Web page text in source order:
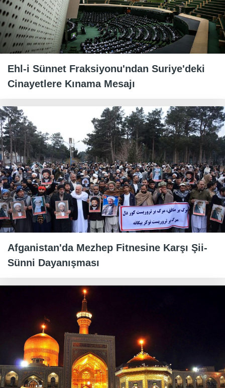
Ehl-i Sünnet Fraksiyonu'ndan Suriye'deki
Cinayetlere Kınama Mesajı
Afganistan'da Mezhep Fitnesine Karşı Şii-
Sünni Dayanışması